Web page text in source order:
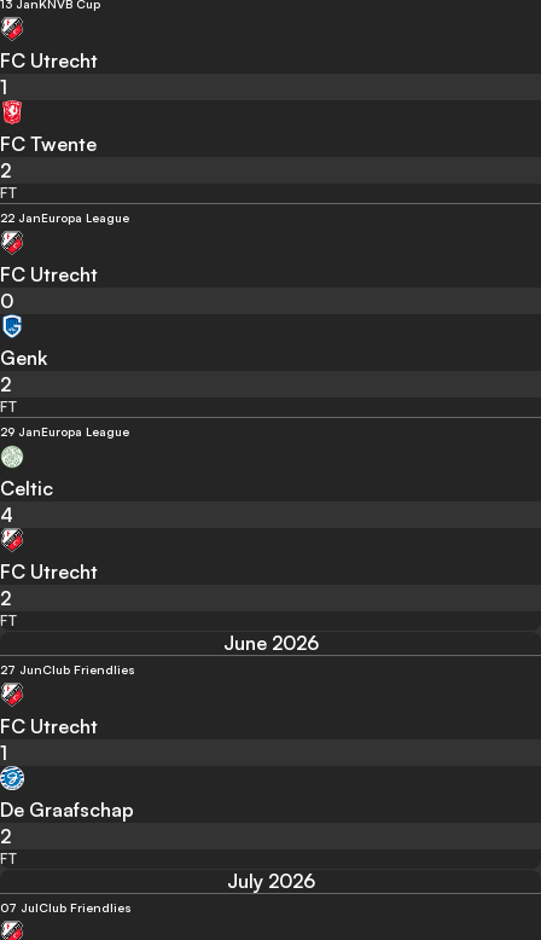
13 Jan KNVB Cup
FC Utrecht
1
FC Twente
2
FT
22 JanEuropa League
FC Utrecht
0
Genk
2
FT
29 JanEuropa League
Celtic
4
FC Utrecht
2
FT
June 2026
27 JunClub Friendlies
FC Utrecht
1
De Graafschap
2
FT
July 2026
07 JulClub Friendlies